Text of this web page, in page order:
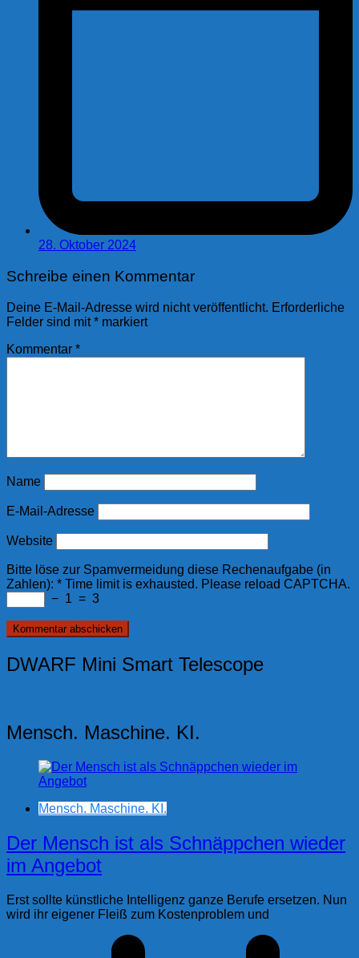
28. Oktober 2024
Schreibe einen Kommentar
Deine E-Mail-Adresse wird nicht veröffentlicht. Erforderliche
Felder sind mit* markiert
Kommentar *
Name
E-Mail-Adresse
Website
Bitte löse zur Spamvermeidung diese Rechenaufgabe (in
Zahlen): * Time limit is exhausted. Please reload CAPTCHA.
− 1 = 3
DWARF Mini Smart Telescope
Mensch. Maschine. KI.
Mensch. Maschine. KI.
Der Mensch ist als Schnäppchen wieder
im Angebot
Erst sollte künstliche Intelligenz ganze Berufe ersetzen. Nun
wird ihr eigener Fleiß zum Kostenproblem und